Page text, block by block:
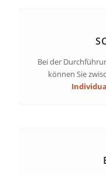
Bei der
können Sie